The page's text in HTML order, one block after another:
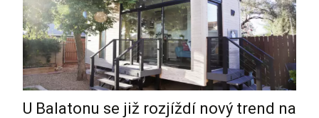
U Balatonu se již rozjíždí nový trend na